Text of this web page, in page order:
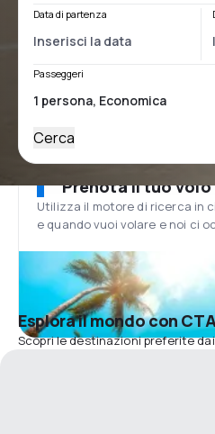
Data di partenza
Passeggeri
Cerca
Prenota il tuo
Utilizza il motore di ricerca in
e quando vuoi volare e noi ci
Esplora il mondo con
Scopri le destinazioni preferite